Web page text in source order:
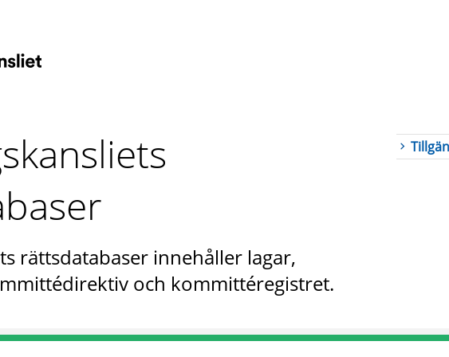
rättsdatabaser innehåller lagar,
och kommittéregistret.